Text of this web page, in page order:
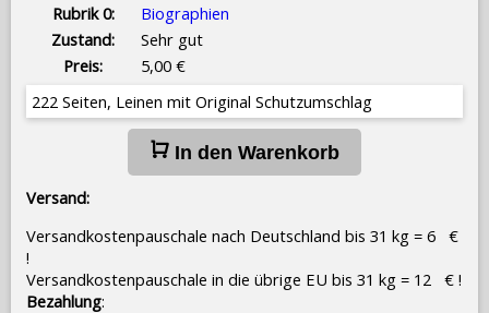
Rubrik 0:
Biographien
Zustand:
Sehr gut
Preis:
5,00 €
222 Seiten, Leinen mit Original Schutzumschlag
In den Warenkorb
Versand:
Versandkostenpauschale nach Deutschland bis 31 kg = 6 €
!
Versandkostenpauschale in die übrige EU bis 31 kg = 12 € !
Bezahlung: